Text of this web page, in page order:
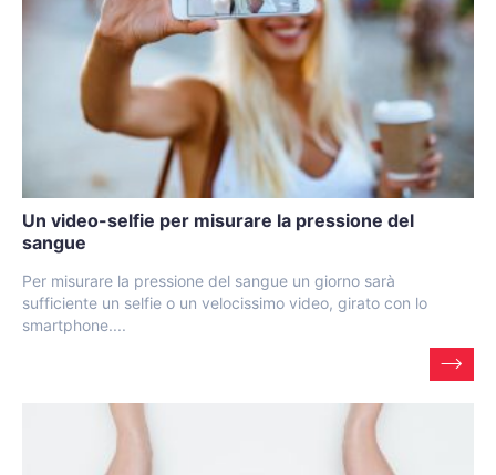
Un video-selfie per misurare la pressione del
sangue
Per misurare la pressione del sangue un giorno sarà
sufficiente un selfie o un velocissimo video, girato con lo
smartphone....